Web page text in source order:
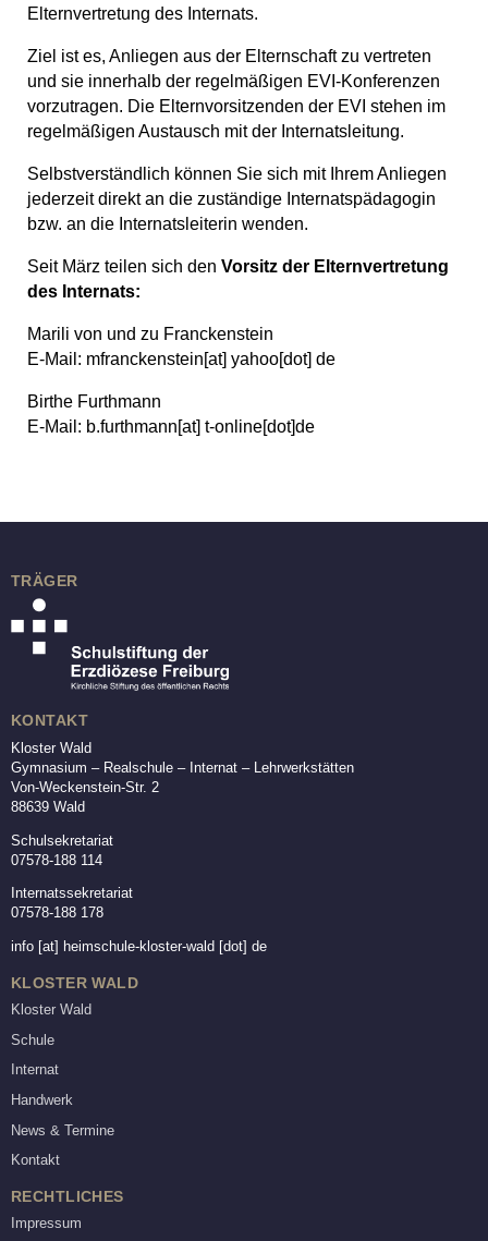
Elternvertretung des Internats.
Ziel ist es, Anliegen aus der Elternschaft zu vertreten
und sie innerhalb der regelmäßigen EVI-Konferenzen
vorzutragen. Die Elternvorsitzenden der EVI stehen im
regelmäßigen Austausch mit der Internatsleitung.
Selbstverständlich können Sie sich mit Ihrem Anliegen
jederzeit direkt an die zuständige Internatspädagogin
bzw. an die Internatsleiterin wenden.
Seit März teilen sich den Vorsitz der Elternvertretung
des Internats:
Marili von und zu Franckenstein
E-Mail: mfranckenstein[at] yahoo[dot] de
Birthe Furthmann
E-Mail: b.furthmann[at] t-online[dot]de
TRÄGER
KONTAKT
Kloster Wald
Gymnasium – Realschule – Internat – Lehrwerkstätten
Von-Weckenstein-Str. 2
88639 Wald
Schulsekretariat
07578-188 114
Internatssekretariat
07578-188 178
info [at] heimschule-kloster-wald [dot] de
KLOSTER WALD
Kloster Wald
Schule
Internat
Handwerk
News & Termine
Kontakt
RECHTLICHES
Impressum